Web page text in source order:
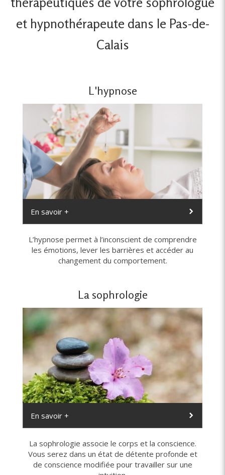
et hypnothérapeute dans le Pas-de-
Calais
L'hypnose
En savoir +
L’hypnose permet à l’inconscient de comprendre
les émotions, lever les barrières et accéder au
changement du comportement.
La sophrologie
En savoir +
La sophrologie associe le corps et la conscience.
Vous serez dans un état de détente profonde et
de conscience modifiée pour travailler sur une